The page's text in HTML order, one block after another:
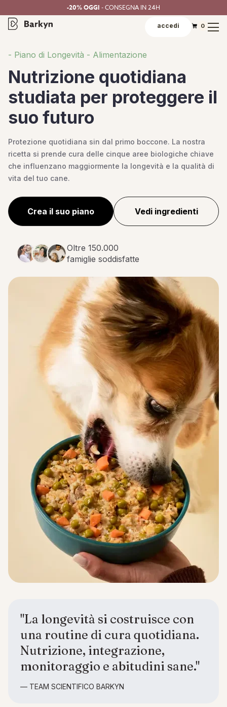
-20% OGGI - CONSEGNA IN 24H
accedi 0
- Piano di Longevità - Alimentazione
Nutrizione quotidiana
studiata per proteggere il
suo futuro
Protezione quotidiana sin dal primo boccone. La nostra
ricetta si prende cura delle cinque aree biologiche chiave
che influenzano maggiormente la longevità e la qualità di
vita del tuo cane.
Crea il suo piano Vedi ingredienti
Oltre 150.000
famiglie soddisfatte
"La longevità si costruisce con
una routine di cura quotidiana.
Nutrizione, integrazione,
monitoraggio e abitudini sane."
— TEAM SCIENTIFICO BARKYN